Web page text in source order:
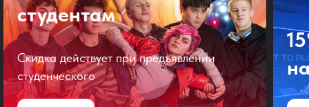
студентам
Скидка действует при предъявлении
студенческого